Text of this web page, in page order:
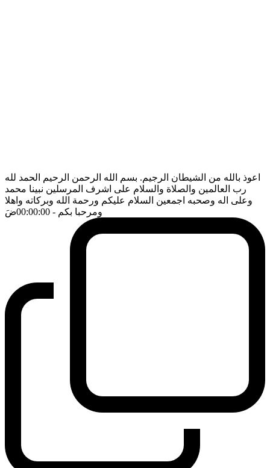
اعوذ بالله من الشيطان الرجيم. بسم الله الرحمن الرحيم الحمد لله
رب العالمين والصلاة والسلام على اشرف المرسلين نبينا محمد
وعلى اله وصحبه اجمعين السلام عليكم ورحمة الله وبركاته واهلا
ومرحبا بكم - 00:00:00 ضَ